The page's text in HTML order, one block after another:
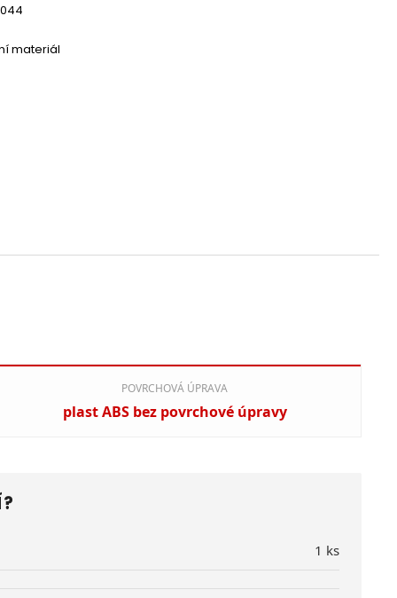
materiál
POVRCHOVÁ ÚPRAVA
plast ABS bez povrchové úpravy
1 ks